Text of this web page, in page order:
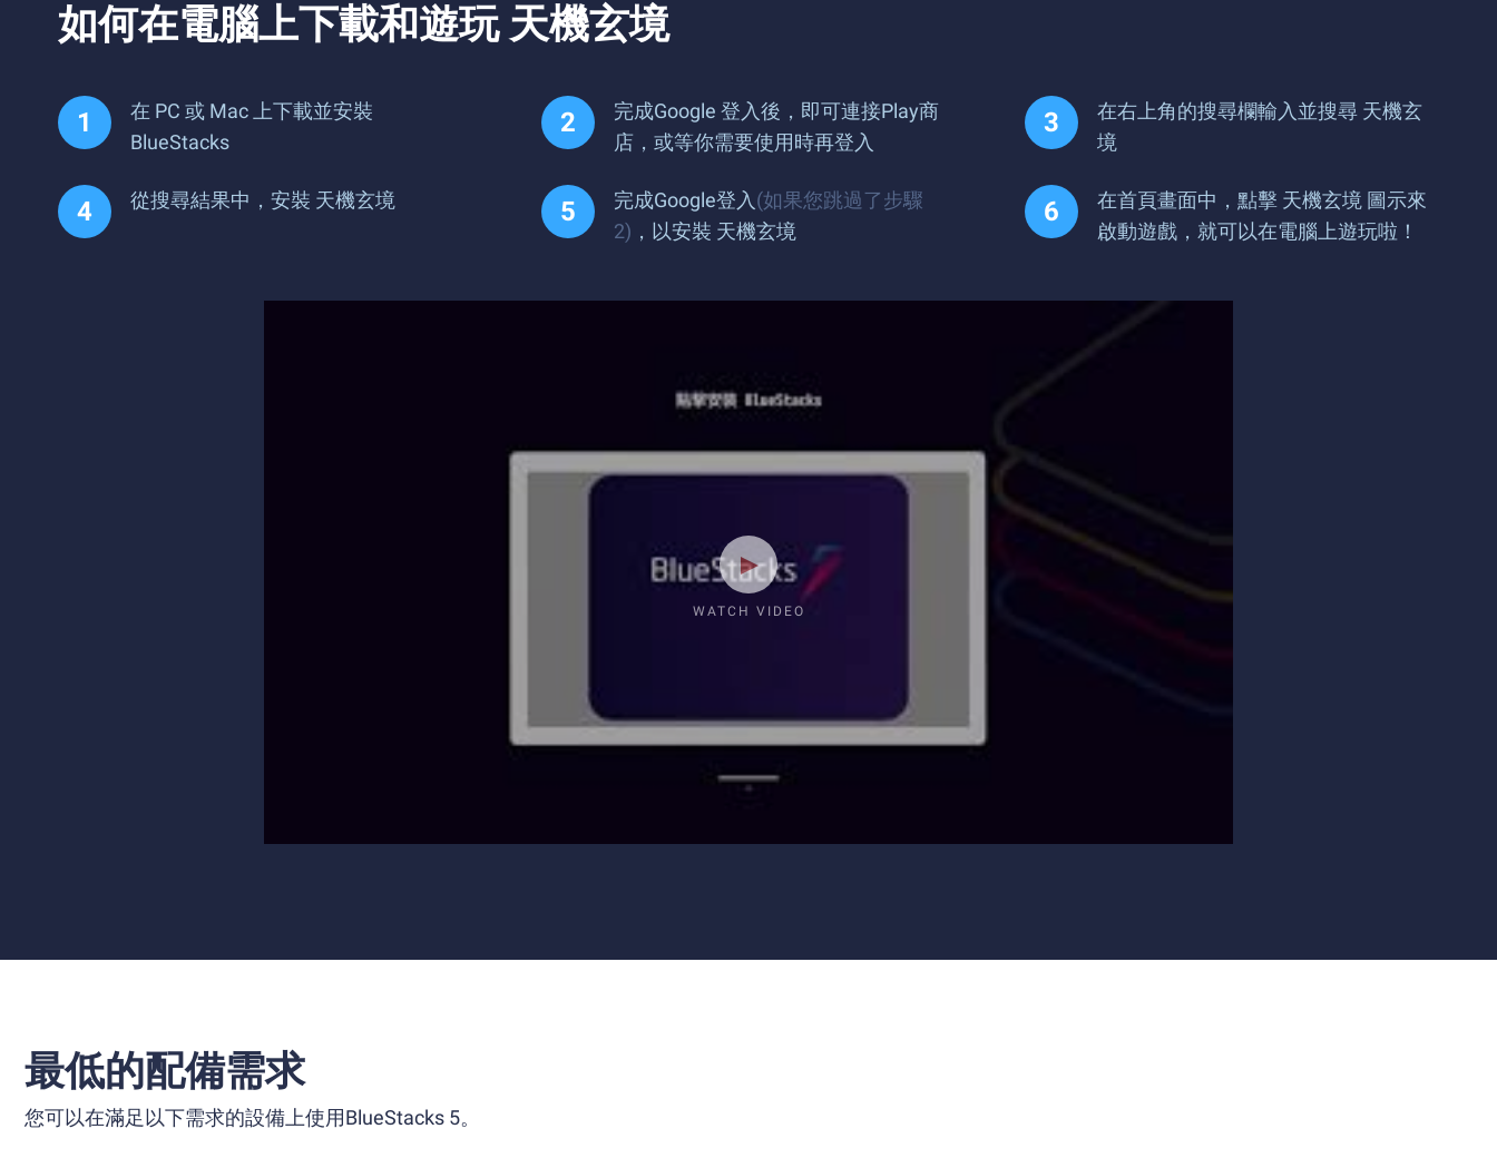
如何在電腦上下載和遊玩 天機玄境
在 PC 或 Mac 上下載並安裝
BlueStacks
完成Google 登入後，即可連接Play商
店，或等你需要使用時再登入
在右上角的搜尋欄輸入並搜尋 天機玄
境
從搜尋結果中，安裝 天機玄境 完成Google登入 (如果您跳過了步驟
2) ，以安裝 天機玄境
在首頁畫面中，點擊 天機玄境 圖示來
啟動遊戲，就可以在電腦上遊玩啦！
WATCH VIDEO
最低的配備需求
您可以在滿足以下需求的設備上使用BlueStacks 5。